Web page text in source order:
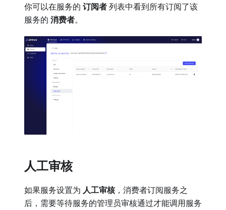
你可以在服务的 订阅者列表中看到所有订阅了该
服务的 消费者。
人工审核
如果服务设置为 人工审核，消费者订阅服务之
后，需要等待服务的管理员审核通过才能调用服务